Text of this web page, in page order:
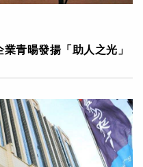
青暘發揚「助人之光」